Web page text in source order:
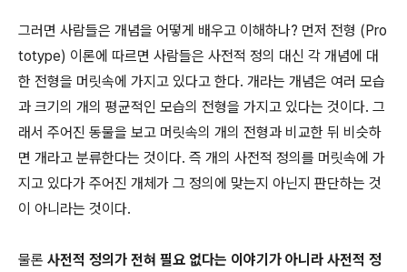
그러면 사람들은 개념을 어떻게 배우고 이해하나? 먼저 전형 (Pro
totype) 이론에 따르면 사람들은 사전적 정의 대신 각 개념에 대
한 전형을 머릿속에 가지고 있다고 한다. 개라는 개념은 여러 모습
과 크기의 개의 평균적인 모습의 전형을 가지고 있다는 것이다. 그
래서 주어진 동물을 보고 머릿속의 개의 전형과 비교한 뒤 비슷하
면 개라고 분류한다는 것이다. 즉 개의 사전적 정의를 머릿속에 가
지고 있다가 주어진 개체가 그 정의에 맞는지 아닌지 판단하는 것
이 아니라는 것이다.
물론 사전적 정의가 전혀 필요 없다는 이야기가 아니라 사전적 정